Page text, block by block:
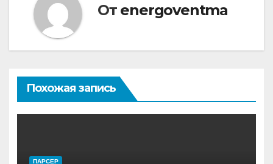
От energoventma
Похожая запись
ПАРСЕР